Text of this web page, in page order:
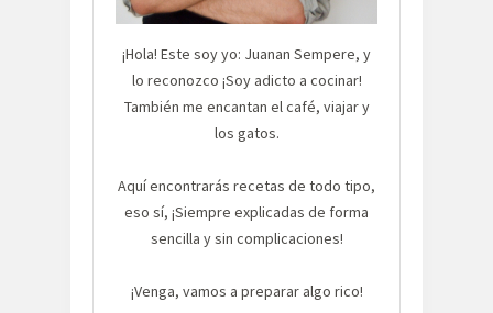
¡Hola! Este soy yo: Juanan Sempere, y
lo reconozco ¡Soy adicto a cocinar!
También me encantan el café, viajar y
los gatos.
Aquí encontrarás recetas de todo tipo,
eso sí, ¡Siempre explicadas de forma
sencilla y sin complicaciones!
¡Venga, vamos a preparar algo rico!